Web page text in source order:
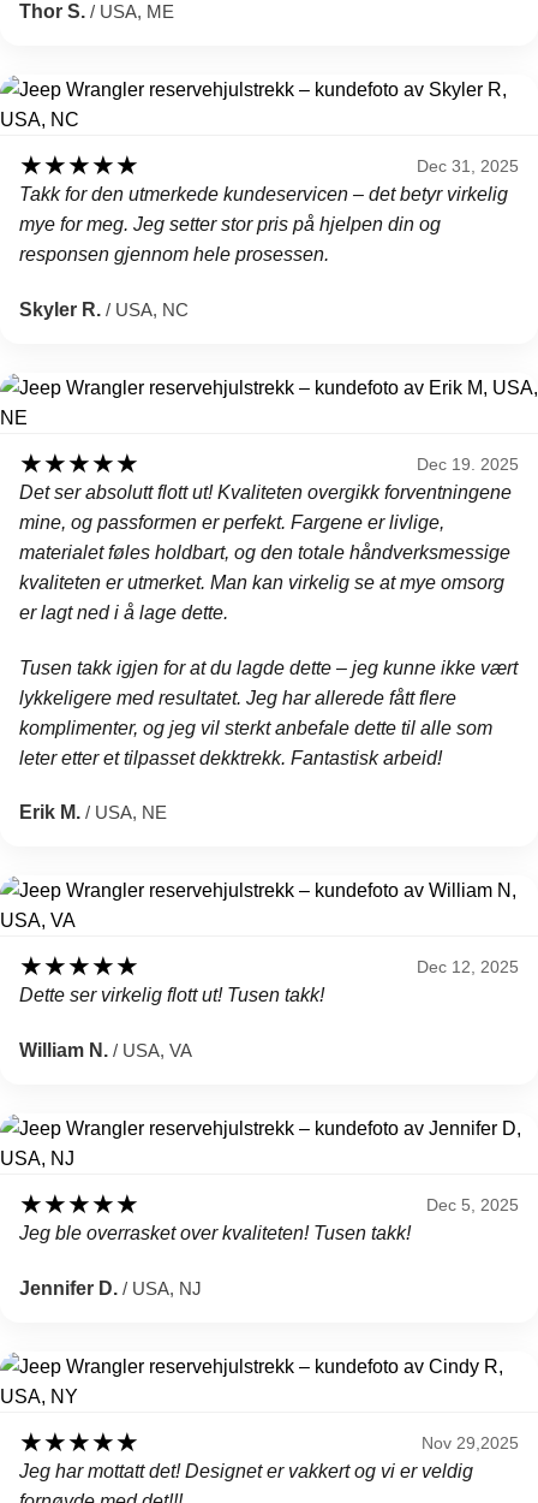
Thor S. / USA, ME
★★★★★ Dec 31, 2025
Takk for den utmerkede kundeservicen – det betyr virkelig
mye for meg. Jeg setter stor pris på hjelpen din og
responsen gjennom hele prosessen.
Skyler R. / USA, NC
★★★★★ Dec 19. 2025
Det ser absolutt flott ut! Kvaliteten overgikk forventningene
mine, og passformen er perfekt. Fargene er livlige,
materialet føles holdbart, og den totale håndverksmessige
kvaliteten er utmerket. Man kan virkelig se at mye omsorg
er lagt ned i å lage dette.
Tusen takk igjen for at du lagde dette – jeg kunne ikke vært
lykkeligere med resultatet. Jeg har allerede fått flere
komplimenter, og jeg vil sterkt anbefale dette til alle som
leter etter et tilpasset dekktrekk. Fantastisk arbeid!
Erik M. / USA, NE
★★★★★ Dec 12, 2025
Dette ser virkelig flott ut! Tusen takk!
William N. / USA, VA
★★★★★ Dec 5, 2025
Jeg ble overrasket over kvaliteten! Tusen takk!
Jennifer D. / USA, NJ
★★★★★ Nov 29,2025
Jeg har mottatt det! Designet er vakkert og vi er veldig